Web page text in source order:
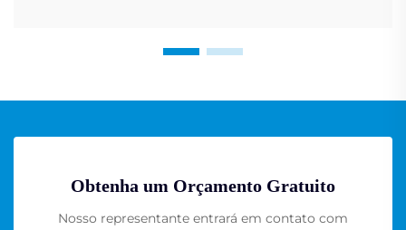
Obtenha um Orçamento Gratuito
Nosso representante entrará em contato com